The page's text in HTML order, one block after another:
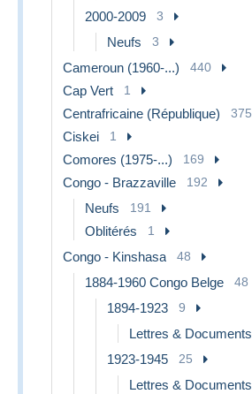
2000-2009 3
Neufs 3
Cameroun (1960-...) 440
Cap Vert 1
Centrafricaine (République) 375
Ciskei 1
Comores (1975-...) 169
Congo - Brazzaville 192
Neufs 191
Oblitérés 1
Congo - Kinshasa 48
1884-1960 Congo Belge 48
1894-1923 9
Lettres & Documents
1923-1945 25
Lettres & Documents